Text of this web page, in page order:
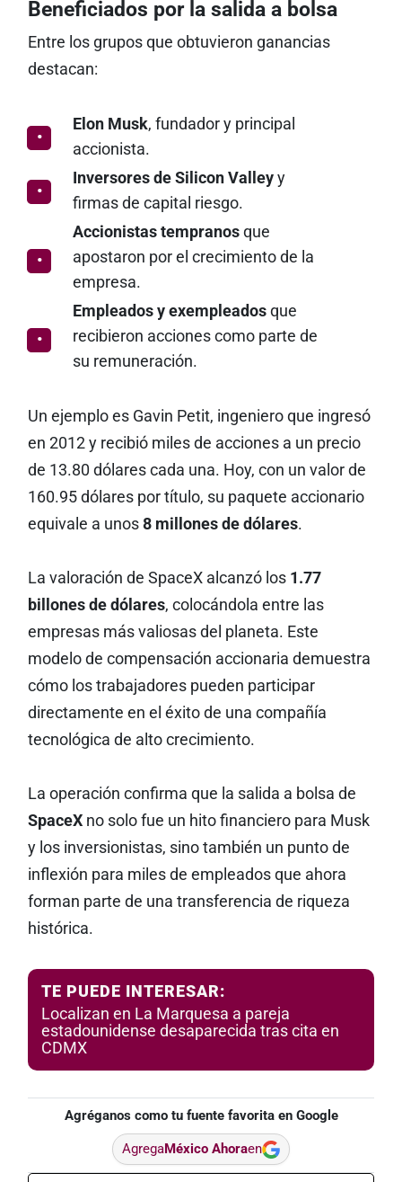
Beneficiados por la salida a bolsa
Entre los grupos que obtuvieron ganancias
destacan:
Elon Musk, fundador y principal
accionista.
Inversores de Silicon Valleyy
firmas de capital riesgo.
Accionistas tempranosque
apostaron por el crecimiento de la
empresa.
Empleados y exempleadosque
recibieron acciones como parte de
su remuneración.
Un ejemplo es Gavin Petit, ingeniero que ingresó
en 2012 y recibió miles de acciones a un precio
de 13.80 dólares cada una. Hoy, con un valor de
160.95 dólares por título, su paquete accionario
equivale a unos 8 millones de dólares.
La valoración de SpaceX alcanzó los 1.77
billones de dólares, colocándola entre las
empresas más valiosas del planeta. Este
modelo de compensación accionaria demuestra
cómo los trabajadores pueden participar
directamente en el éxito de una compañía
tecnológica de alto crecimiento.
La operación confirma que la salida a bolsa de
SpaceXno solo fue un hito financiero para Musk
y los inversionistas, sino también un punto de
inflexión para miles de empleados que ahora
forman parte de una transferencia de riqueza
histórica.
TE PUEDE INTERESAR:
Localizan en La Marquesa a pareja
estadounidense desaparecida tras cita en
CDMX
Agréganos como tu fuente favorita en Google
AgregaMéxico Ahoraen